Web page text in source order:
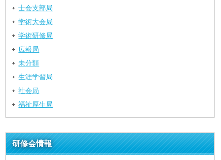
士会支部局
学術大会局
学術研修局
広報局
未分類
生涯学習局
社会局
福祉厚生局
研修会情報